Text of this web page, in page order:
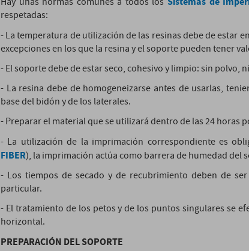
respetadas:
- La temperatura de utilización de las resinas debe de estar
excepciones en los que la resina y el soporte pueden tener
- El soporte debe de estar seco, cohesivo y limpio: sin polvo,
- La resina debe de homogeneizarse antes de usarlas,
base del bidón y de los laterales.
- Preparar el material que se utilizará dentro de las 24 horas
- La utilización de la imprimación correspondiente es
FIBER), la imprimación actúa como barrera de humedad del
- Los tiempos de secado y de recubrimiento deben de
particular.
- El tratamiento de los petos y de los puntos singulares se
horizontal.
PREPARACIÓN DEL SOPORTE